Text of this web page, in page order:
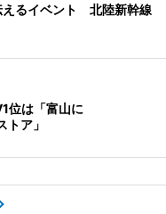
えるイベント 北陸新幹線
位は「富山に
トア」